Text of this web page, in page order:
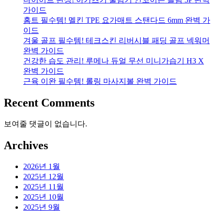
가이드
홈트 필수템! 멜킨 TPE 요가매트 스탠다드 6mm 완벽 가
이드
겨울 골프 필수템! 테크스킨 리버시블 패딩 골프 넥워머
완벽 가이드
건강한 습도 관리! 루메나 듀얼 무선 미니가습기 H3 X
완벽 가이드
근육 이완 필수템! 롤링 마사지볼 완벽 가이드
Recent Comments
보여줄 댓글이 없습니다.
Archives
2026년 1월
2025년 12월
2025년 11월
2025년 10월
2025년 9월